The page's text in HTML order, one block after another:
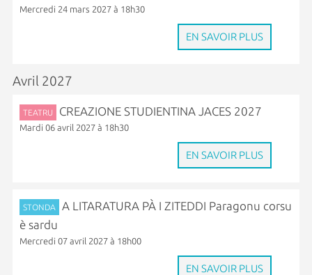
Mercredi 24 mars 2027 à 18h30
EN SAVOIR PLUS
Avril 2027
TEATRU CREAZIONE STUDIENTINA JACES 2027
Mardi 06 avril 2027 à 18h30
EN SAVOIR PLUS
STONDA
A LITARATURA PÀ I ZITEDDI Paragonu corsu
è sardu
Mercredi 07 avril 2027 à 18h00
EN SAVOIR PLUS